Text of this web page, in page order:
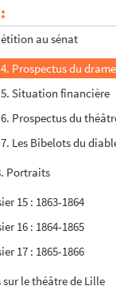
de journaux
au sénat
Prospectus du
5. Situation financière
Prospectus du
Les Bibelots du
Portraits
15 : 1863-1864
16 : 1864-1865
17 : 1865-1866
sur le théâtre de Lille